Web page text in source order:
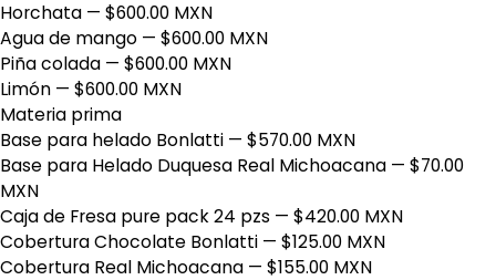
Horchata — $600.00 MXN
Agua de mango — $600.00 MXN
Piña colada — $600.00 MXN
Limón — $600.00 MXN
Materia prima
Base para helado Bonlatti — $570.00 MXN
Base para Helado Duquesa Real Michoacana — $70.00
MXN
Caja de Fresa pure pack 24 pzs — $420.00 MXN
Cobertura Chocolate Bonlatti — $125.00 MXN
Cobertura Real Michoacana — $155.00 MXN